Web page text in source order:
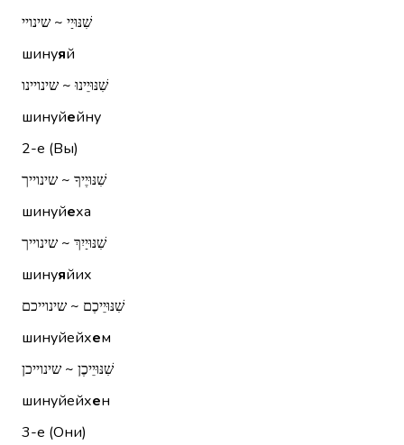
שִׁנּוּיַי ~ שינויי
шинуяй
שִׁנּוּיֵינוּ ~ שינויינו
шинуйейну
2-е (Вы)
שִׁנּוּיֶיךָ ~ שינוייך
шинуйеха
שִׁנּוּיַיִךְ ~ שינוייך
шинуяйих
שִׁנּוּיֵיכֶם ~ שינוייכם
шинуйейхем
שִׁנּוּיֵיכֶן ~ שינוייכן
шинуйейхен
3-е (Они)